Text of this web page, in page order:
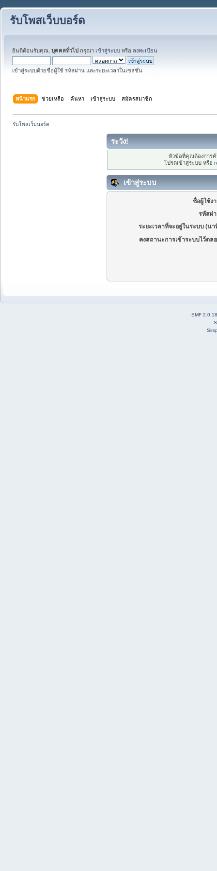
รับโพสเว็บบอร์ด
ยินดีต้อนรับคุณ, บุคคลทั่วไป กรุณา เข้าสู่ระบบ หรือ ลงทะเบียน
เข้าสู่ระบบด้วยชื่อผู้ใช้ รหัสผ่าน และระยะเวลาในเซสชั่น
หน้าแรก ช่วยเหลือ ค้นหา เข้าสู่ระบบ สมัครสมาชิก
รับโพสเว็บบอร์ด
ระวัง!
หัวข้อที่คุณต้องการ
โปรดเข้าสู่ระบบ หรือ
เข้าสู่ระบบ
ชื่อผู้ใช้ง
รหัสผ่
ระยะเวลาที่จะอยู่ในระบบ (นา
คงสถานะการเข้าระบบไว้ตล
SMF 2.0.18